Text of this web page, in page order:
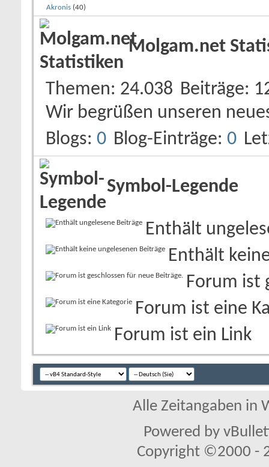
Akronis (40)
Molgam.net
Themen 24.038 Beiträge
Wir begrüßen unseren
Blogs 0 Blog-Einträge 0
Symbol-Legende
Enthält
Enthält
Forum ist
Forum ist eine
Forum ist ein Link
Alle Zeitangaben in
Powered by
Copyright ©2000 -